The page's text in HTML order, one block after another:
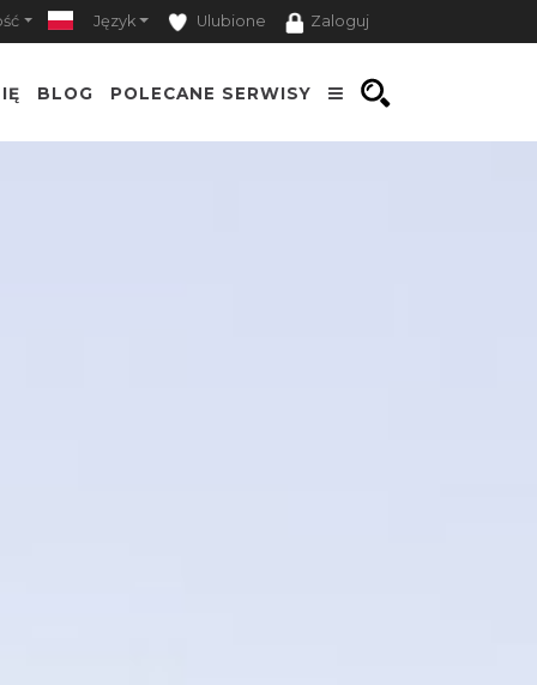
Język Ulubione Zaloguj
BLOG POLECANE SERWISY